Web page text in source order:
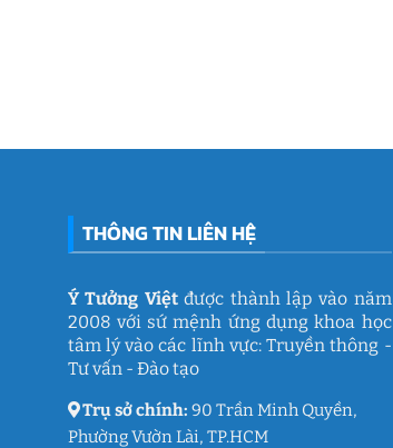
THÔNG TIN LIÊN HỆ
Ý Tưởng Việtđược thành lập vào năm
2008 với sứ mệnh ứng dụng khoa học
tâm lý vào các lĩnh vực: Truyền thông -
Tư vấn - Đào tạo
Trụ sở chính: 90 Trần Minh Quyền,
Phường Vườn Lài, TP.HCM